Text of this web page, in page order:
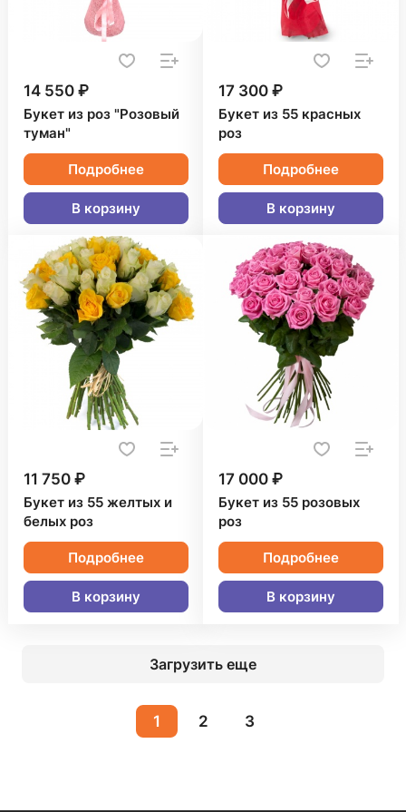
14 550 ₽
Букет из роз "Розовый
туман"
Подробнее
В корзину
17 300 ₽
Букет из 55 красных
роз
Подробнее
В корзину
11 750 ₽
Букет из 55 желтых и
белых роз
Подробнее
В корзину
17 000 ₽
Букет из 55 розовых
роз
Подробнее
В корзину
Загрузить еще
1 2 3